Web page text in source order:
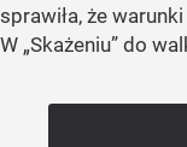
sprawiła, że
W „Skażeniu” do